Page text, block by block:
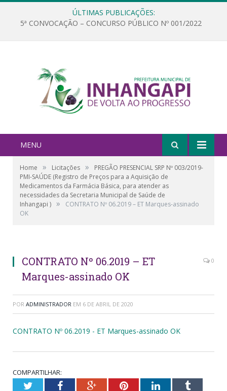
ÚLTIMAS PUBLICAÇÕES:
5ª CONVOCAÇÃO – CONCURSO PÚBLICO Nº 001/2022
MENU
Home » Licitações »
PREGÃO PRESENCIAL SRP Nº 003/2019-
PMI-SAÚDE (Registro de Preços para a Aquisição de
Medicamentos da Farmácia Básica, para atender as
necessidades da Secretaria Municipal de Saúde de
Inhangapi ) »
CONTRATO Nº 06.2019 – ET Marques-assinado
OK
CONTRATO Nº 06.2019 – ET
Marques-assinado OK
0
POR ADMINISTRADOR EM 6 DE ABRIL DE 2020
CONTRATO Nº 06.2019 - ET Marques-assinado OK
COMPARTILHAR:
TwitterFacebookGoogle+PinterestLinkedInTumblr